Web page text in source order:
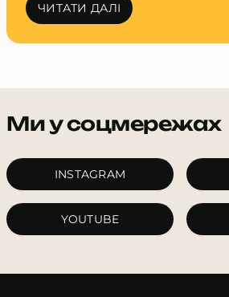
ЧИТАТИ ДАЛІ
Ми у соцмережах
INSTAGRAM
YOUTUBE